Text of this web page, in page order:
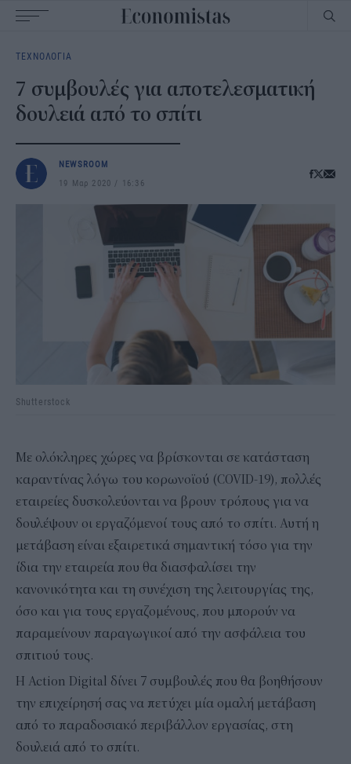
navigation
ΤΕΧΝΟΛΟΓΙΑ
7 συμβουλές για αποτελεσματική
δουλειά από το σπίτι
NEWSROOM
19 Μαρ 2020
16:36
Shutterstock
Με ολόκληρες χώρες να βρίσκονται σε κατάσταση
καραντίνας λόγω του κορωνοϊού (COVID-19), πολλές
εταιρείες δυσκολεύονται να βρουν τρόπους για να
δουλέψουν οι εργαζόμενοί τους από το σπίτι. Αυτή η
μετάβαση είναι εξαιρετικά σημαντική τόσο για την
ίδια την εταιρεία που θα διασφαλίσει την
κανονικότητα και τη συνέχιση της λειτουργίας της,
όσο και για τους εργαζομένους, που μπορούν να
παραμείνουν παραγωγικοί από την ασφάλεια του
σπιτιού τους.
Η Action Digital δίνει 7 συμβουλές που θα βοηθήσουν
την επιχείρησή σας να πετύχει μία ομαλή μετάβαση
από το παραδοσιακό περιβάλλον εργασίας, στη
δουλειά από το σπίτι.